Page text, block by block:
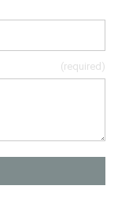
(required)